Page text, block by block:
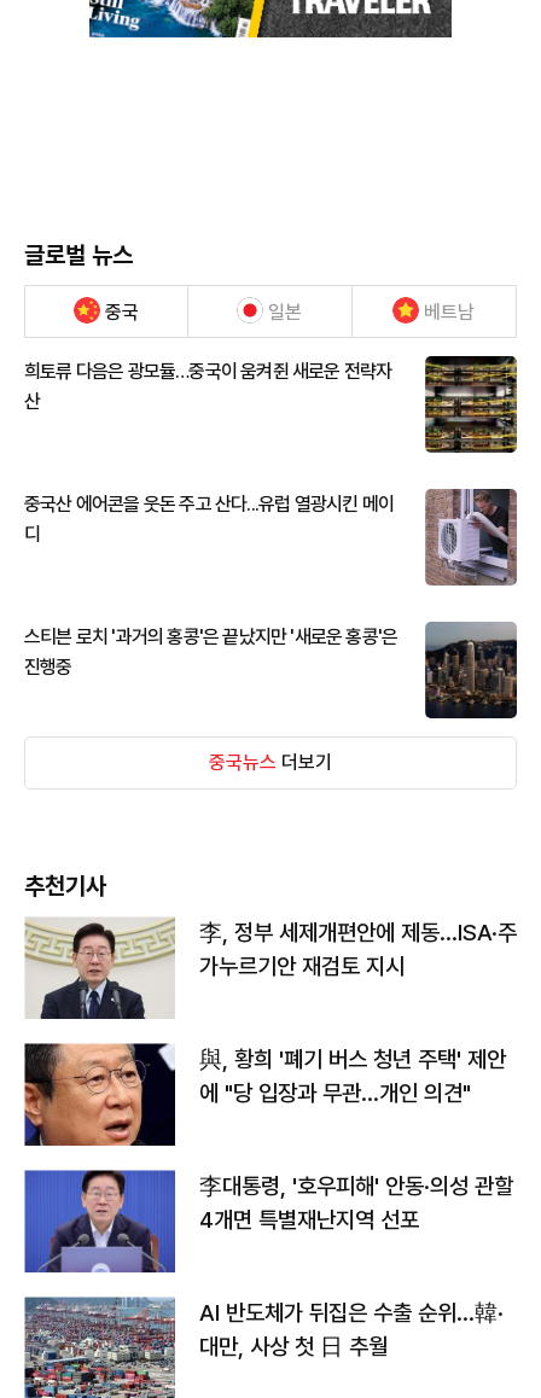
글로벌 뉴스
중국 일본 베트남
희토류 다음은 광모듈…중국이 움켜쥔 새로운 전략자
산
중국산 에어콘을 웃돈 주고 산다...유럽 열광시킨 메이
디
스티븐 로치 '과거의 홍콩'은 끝났지만 '새로운 홍콩'은
진행중
중국뉴스 더보기
추천기사
李, 정부 세제개편안에 제동…ISA·주
가누르기안 재검토 지시
與, 황희 '폐기 버스 청년 주택' 제안
에 "당 입장과 무관…개인 의견"
李대통령, '호우피해' 안동·의성 관할
4개면 특별재난지역 선포
AI 반도체가 뒤집은 수출 순위…韓·
대만, 사상 첫 日 추월